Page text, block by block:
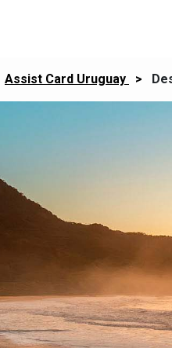
Assist Card Uruguay >